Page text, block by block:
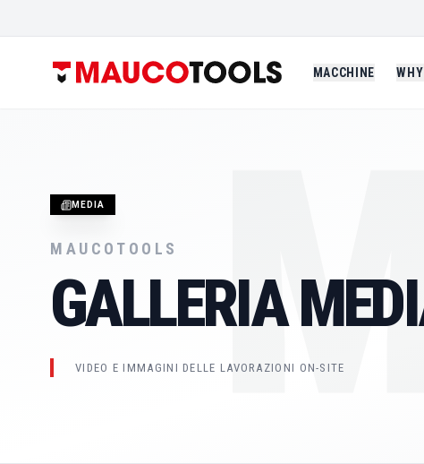
MACCHINE
MEDIA
MAUCOTOOLS
GALLERIA
VIDEO E IMMAGINI DELLE LAVORAZIONI ON-SITE